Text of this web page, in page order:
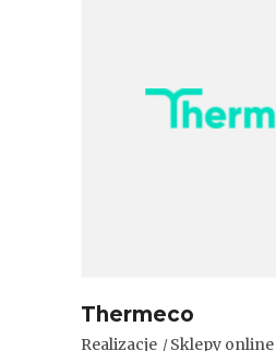
Thermeco
Realizacje Sklepy online